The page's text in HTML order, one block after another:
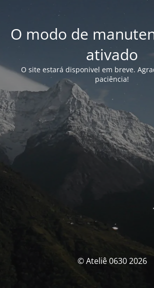
O modo de
ativado
O site estará disponivel em breve.
paciência!
© Ateliê 0630 2026